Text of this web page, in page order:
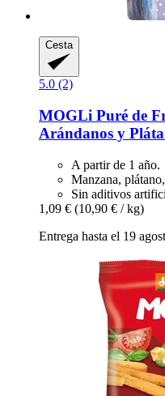
Cesta
5.0 (2)
MOGLi Puré de
Arándanos y
A partir de 1 año.
Manzana,
Sin aditivos
1,09 € (10,90 € / kg)
Entrega hasta el 19